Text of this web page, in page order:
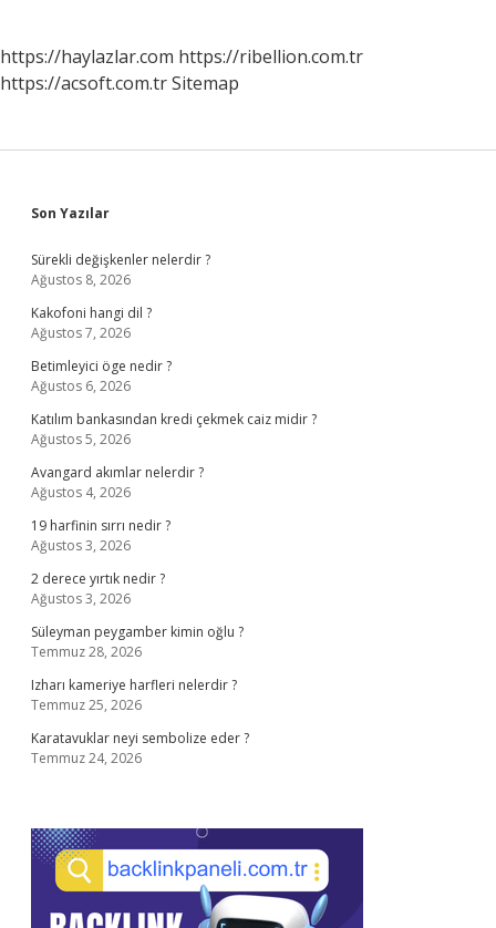
https://haylazlar.com https://ribellion.com.tr
https://acsoft.com.trSitemap
Sidebar
Son Yazılar
Sürekli değişkenler nelerdir ?
Ağustos 8, 2026
Kakofoni hangi dil ?
Ağustos 7, 2026
Betimleyici öge nedir ?
Ağustos 6, 2026
Katılım bankasından kredi çekmek caiz midir ?
Ağustos 5, 2026
Avangard akımlar nelerdir ?
Ağustos 4, 2026
19 harfinin sırrı nedir ?
Ağustos 3, 2026
2 derece yırtık nedir ?
Ağustos 3, 2026
Süleyman peygamber kimin oğlu ?
Temmuz 28, 2026
Izharı kameriye harfleri nelerdir ?
Temmuz 25, 2026
Karatavuklar neyi sembolize eder ?
Temmuz 24, 2026